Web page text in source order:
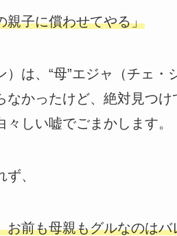
親子に償わせてやる」
）は、“母”エジャ（チェ
かったけど、絶対見つけ
しい嘘でごまかします。
、
お前も母親もグルなのはバ